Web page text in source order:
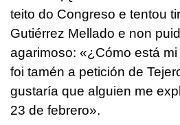
teito do Congreso e tentou
Gutiérrez Mellado e non
agarimoso: «¿Cómo está
foi tamén a petición de
gustaría que alguien me
23 de febrero».